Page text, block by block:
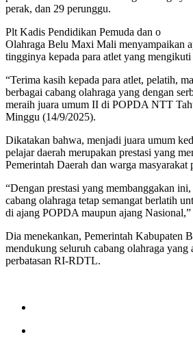
perak, dan 29 perunggu.
Plt Kadis Pendidikan Pemuda dan o
Olahraga Belu Maxi Mali menyampaikan
tingginya kepada para atlet yang
“Terima kasih kepada para atlet, pelatih,
berbagai cabang olahraga yang dengan
meraih juara umum II di POPDA NTT
Minggu (14/9/2025).
Dikatakan bahwa, menjadi juara umum
pelajar daerah merupakan prestasi yang
Pemerintah Daerah dan warga masyarakat
“Dengan prestasi yang membanggakan
cabang olahraga tetap semangat berlatih
di ajang POPDA maupun ajang
Dia menekankan, Pemerintah Kabupaten
mendukung seluruh cabang olahraga
perbatasan RI-RDTL.